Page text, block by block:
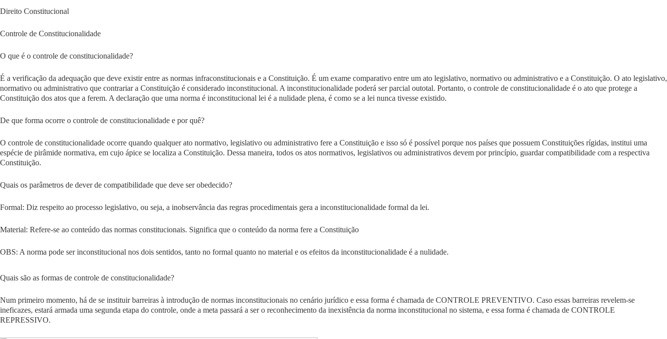
Direito Constitucional
Controle de Constitucionalidade
O que é o controle de constitucionalidade?
É a verificação da adequação que deve existir entre as normas infraconstitucionais e a Constituição. É um exame comparativo entre um ato legislativo, normativo ou administrativo e a Constituição. O ato legislativo,
normativo ou administrativo que contrariar a Constituição é considerado inconstitucional. A inconstitucionalidade poderá serparcial outotal. Portanto, o controle de constitucionalidade é o ato que protege a
Constituição dos atos que a ferem. A declaração que uma norma é inconstitucional lei é a nulidade plena, é como se a lei nunca tivesse existido.
De que forma ocorre o controle de constitucionalidade e por quê?
O controle de constitucionalidade ocorre quando qualquer ato normativo, legislativo ou administrativo fere a Constituição e isso só é possível porque nos países que possuem Constituições rígidas, institui uma
espécie de pirâmide normativa, em cujo ápice se localiza a Constituição. Dessa maneira, todos os atos normativos, legislativos ou administrativos devem por princípio, guardar compatibilidade com a respectiva
Constituição.
Quais os parâmetros de dever de compatibilidade que deve ser obedecido?
Formal: Diz respeito ao processo legislativo, ou seja, a inobservância das regras procedimentais gera a inconstitucionalidade formal da lei.
Material: Refere-se ao conteúdo das normas constitucionais. Significa que o conteúdo da norma fere a Constituição
OBS: A norma pode ser inconstitucional nos dois sentidos, tanto no formal quanto no material e os efeitos da inconstitucionalidade é a nulidade.
Quais são as formas de controle de constitucionalidade?
Num primeiro momento, há de se instituir barreiras à introdução de normas inconstitucionais no cenário jurídico e essa forma é chamada de CONTROLE PREVENTIVO. Caso essas barreiras revelem-se
ineficazes, estará armada uma segunda etapa do controle, onde a meta passará a ser o reconhecimento da inexistência da norma inconstitucional no sistema, e essa forma é chamada de CONTROLE
REPRESSIVO.